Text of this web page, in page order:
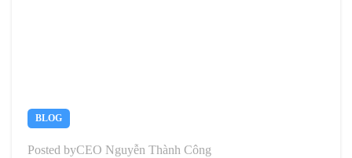
BLOG
Posted byCEO Nguyễn Thành Công